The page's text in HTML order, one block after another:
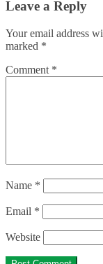
Leave a Reply
Your email address
marked *
Comment *
Name *
Email *
Website